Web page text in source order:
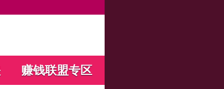
赚钱联盟专区